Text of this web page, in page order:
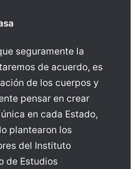
seguramente la
de acuerdo, es
de los cuerpos y
pensar en crear
en cada Estado,
plantearon los
del Instituto
de Estudios